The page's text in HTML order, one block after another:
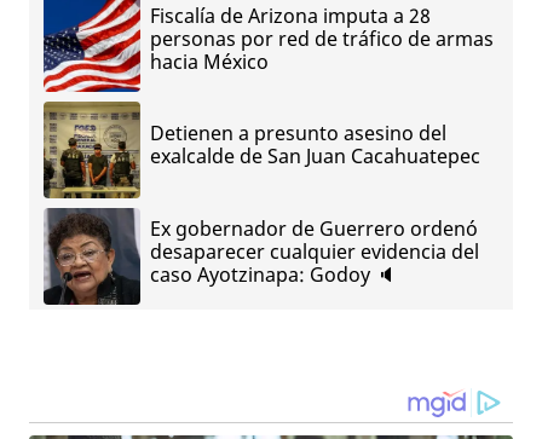
Fiscalía de Arizona imputa a 28
personas por red de tráfico de armas
hacia México
Detienen a presunto asesino del
exalcalde de San Juan Cacahuatepec
Ex gobernador de Guerrero ordenó
desaparecer cualquier evidencia del
caso Ayotzinapa: Godoy 🔈